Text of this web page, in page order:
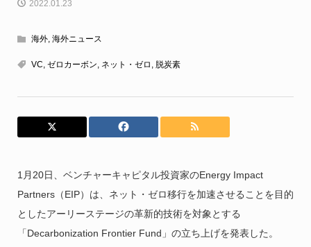
2022.01.23
海外, 海外ニュース
VC, ゼロカーボン, ネット・ゼロ , 脱炭素
1月20日、ベンチャーキャピタル投資家のEnergy Impact
Partners（EIP）は、ネット・ゼロ移行を加速させることを目的
としたアーリーステージの革新的技術を対象とする
「Decarbonization Frontier Fund」の立ち上げを発表した。